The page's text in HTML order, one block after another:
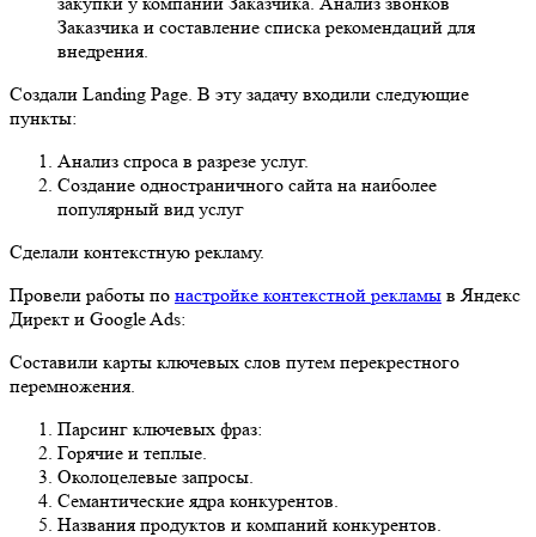
Заказчика и составление списка рекомендаций для
внедрения.
Создали Landing Page. В эту задачу входили следующие
пункты:
Анализ спроса в разрезе услуг.
Создание одностраничного сайта на наиболее
популярный вид услуг
Сделали контекстную рекламу.
Провели работы по настройке контекстной рекламы в Яндекс
Директ и Google Ads:
Составили карты ключевых слов путем перекрестного
перемножения.
Парсинг ключевых фраз:
Горячие и теплые.
Околоцелевые запросы.
Семантические ядра конкурентов.
Названия продуктов и компаний конкурентов.